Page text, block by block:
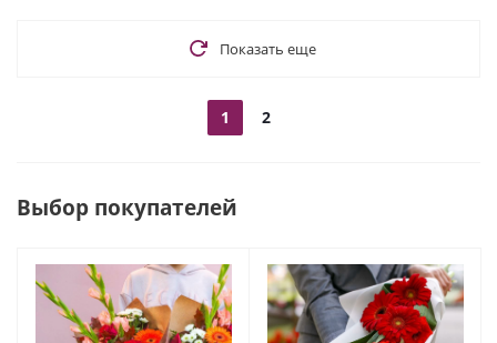
Показать еще
1 2
Выбор покупателей